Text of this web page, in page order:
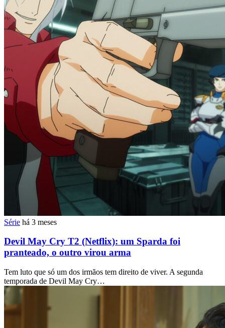
Série há 3 meses
Devil May Cry T2 (Netflix): um Sparda foi
pranteado, o outro virou arma
Tem luto que só um dos irmãos tem direito de viver. A segunda
temporada de Devil May Cry…